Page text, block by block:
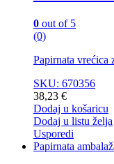
0 out of 5
(0)
Papirnata vrećica
SKU: 670356
38,23 €
Dodaj u košaricu
Dodaj u listu želja
Usporedi
Papirnata